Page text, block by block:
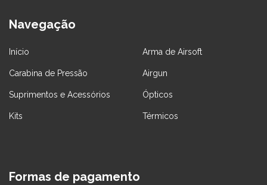
Navegação
Início Arma de Airsoft
Carabina de Pressão Airgun
Suprimentos e Acessórios Ópticos
Kits Térmicos
Formas de pagamento